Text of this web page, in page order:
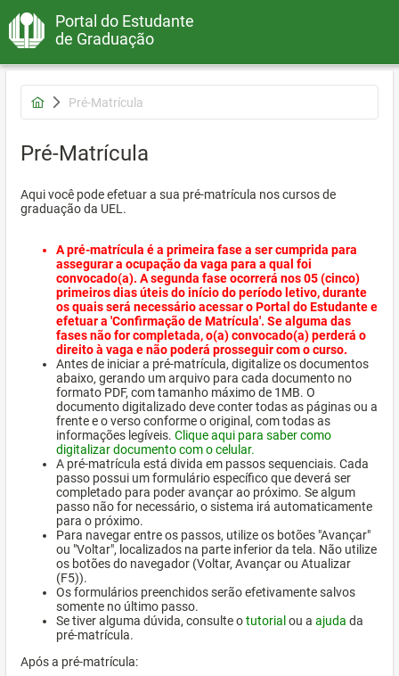
Portal do Estudante
de Graduação
Pré-Matrícula
Pré-Matrícula
Aqui você pode efetuar a sua pré-matrícula nos cursos de
graduação da UEL.
A pré-matrícula é a primeira fase a ser cumprida para
assegurar a ocupação da vaga para a qual foi
convocado(a). A segunda fase ocorrerá nos 05 (cinco)
primeiros dias úteis do início do período letivo, durante
os quais será necessário acessar o Portal do Estudante e
efetuar a 'Confirmação de Matrícula'. Se alguma das
fases não for completada, o(a) convocado(a) perderá o
direito à vaga e não poderá prosseguir com o curso.
Antes de iniciar a pré-matrícula, digitalize os documentos
abaixo, gerando um arquivo para cada documento no
formato PDF, com tamanho máximo de 1MB. O
documento digitalizado deve conter todas as páginas ou a
frente e o verso conforme o original, com todas as
informações legíveis. Clique aqui para saber como
digitalizar documento com o celular.
A pré-matrícula está divida em passos sequenciais. Cada
passo possui um formulário específico que deverá ser
completado para poder avançar ao próximo. Se algum
passo não for necessário, o sistema irá automaticamente
para o próximo.
Para navegar entre os passos, utilize os botões "Avançar"
ou "Voltar", localizados na parte inferior da tela. Não utilize
os botões do navegador (Voltar, Avançar ou Atualizar
(F5)).
Os formulários preenchidos serão efetivamente salvos
somente no último passo.
Se tiver alguma dúvida, consulte otutorial ou a ajuda da
pré-matrícula.
Após a pré-matrícula: